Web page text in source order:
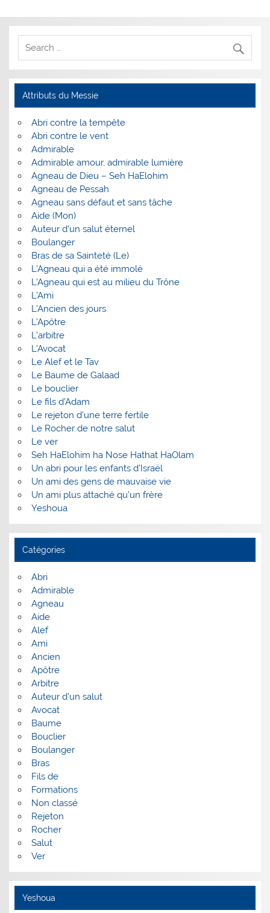
Attributs du Messie
Abri contre la tempête
Abri contre le vent
Admirable
Admirable amour, admirable lumière
Agneau de Dieu – Seh HaElohim
Agneau de Pessah
Agneau sans défaut et sans tâche
Aide (Mon)
Auteur d’un salut éternel
Boulanger
Bras de sa Sainteté (Le)
L’Agneau qui a été immolé
L’Agneau qui est au milieu du Trône
L’Ami
L’Ancien des jours
L’Apôtre
L’arbitre
L’Avocat
Le Alef et le Tav
Le Baume de Galaad
Le bouclier
Le fils d’Adam
Le rejeton d’une terre fertile
Le Rocher de notre salut
Le ver
Seh HaElohim ha Nose Hathat HaOlam
Un abri pour les enfants d’Israël
Un ami des gens de mauvaise vie
Un ami plus attaché qu’un frère
Yeshoua
Catégories
Abri
Admirable
Agneau
Aide
Alef
Ami
Ancien
Apôtre
Arbitre
Auteur d'un salut
Avocat
Baume
Bouclier
Boulanger
Bras
Fils de
Formations
Non classé
Rejeton
Rocher
Salut
Ver
Yeshoua